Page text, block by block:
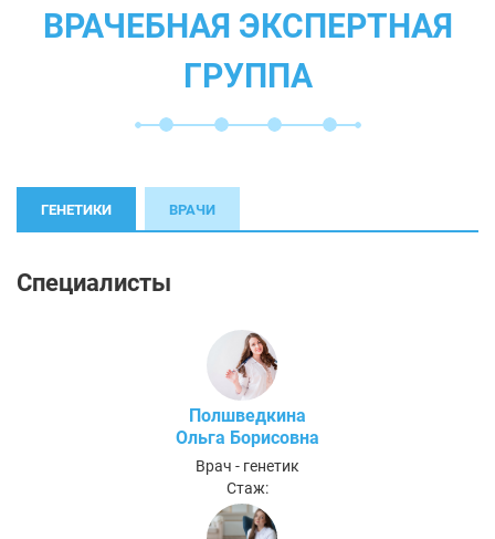
ВРАЧЕБНАЯ ЭКСПЕРТНАЯ
ГРУППА
ГЕНЕТИКИ ВРАЧИ
Специалисты
Полшведкина
Ольга Борисовна
Врач - генетик
Стаж: